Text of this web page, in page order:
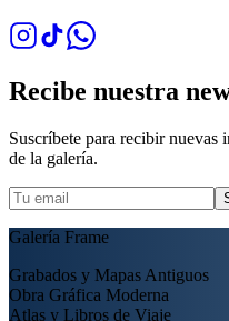
Recibe nuestra
Suscríbete para recibir nuevas
de la galería.
Galería Frame
Grabados y Mapas Antiguos
Obra Gráfica Moderna
Atlas y Libros de Viaje